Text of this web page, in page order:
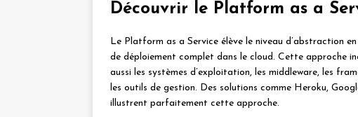
Découvrir le Platform as a
Le Platform as a Service élève le niveau d’abstraction
de déploiement complet dans le cloud. Cette approche
aussi les systèmes d’exploitation, les middleware, les
les outils de gestion. Des solutions comme Heroku,
illustrent parfaitement cette approche.